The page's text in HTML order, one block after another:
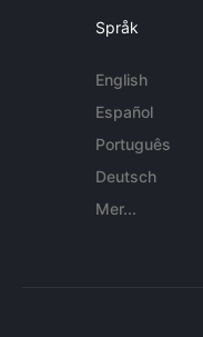
Språk
English
Español
Português
Deutsch
Mer...